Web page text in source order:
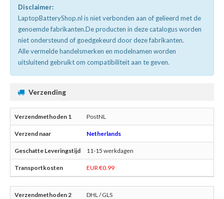
Disclaimer:
LaptopBatteryShop.nl is niet verbonden aan of gelieerd met de
genoemde fabrikanten.De producten in deze catalogus worden
niet ondersteund of goedgekeurd door deze fabrikanten.
Alle vermelde handelsmerken en modelnamen worden
uitsluitend gebruikt om compatibiliteit aan te geven.
Verzending
PostNL
Netherlands
11-15 werkdagen
EUR €0.99
DHL / GLS